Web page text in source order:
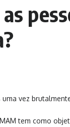
as
uma vez
tem como